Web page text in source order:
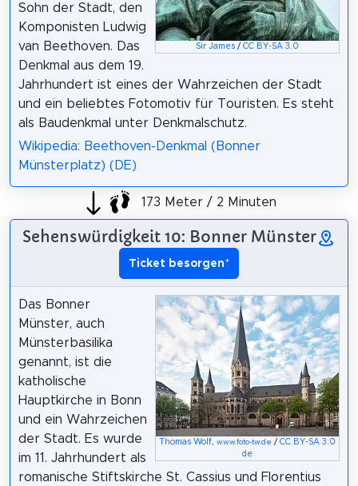
Sir James /CC BY-SA 3.0
Sohn der Stadt, den
Komponisten Ludwig
van Beethoven. Das
Denkmal aus dem 19.
Jahrhundert ist eines der Wahrzeichen der Stadt
und ein beliebtes Fotomotiv für Touristen. Es steht
als Baudenkmal unter Denkmalschutz.
Wikipedia: Beethoven-Denkmal (Bonner
Münsterplatz) (DE)
173 Meter / 2 Minuten
Sehenswürdigkeit 10: Bonner Münster
Ticket besorgen*
Thomas Wolf ,www.foto-tw.de /CC BY-SA 3.0
de
Das Bonner
Münster, auch
Münsterbasilika
genannt, ist die
katholische
Hauptkirche in Bonn
und ein Wahrzeichen
der Stadt. Es wurde
im 11. Jahrhundert als
romanische Stiftskirche St. Cassius und Florentius